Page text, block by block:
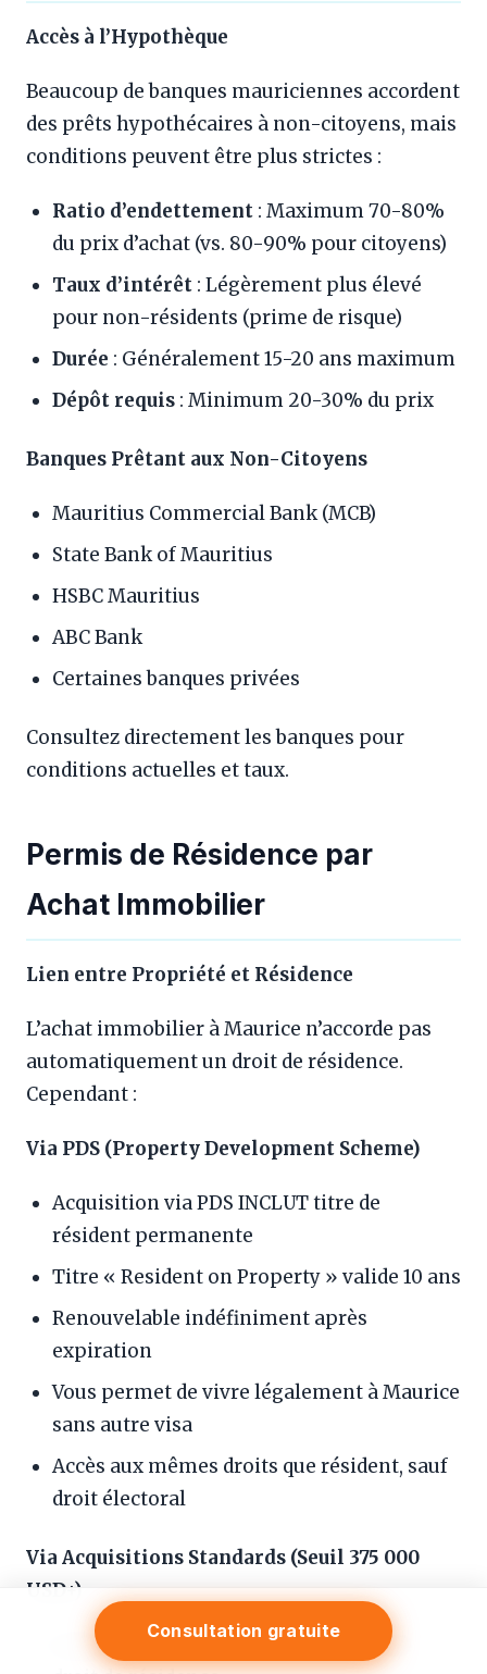
Accès à l’Hypothèque
Beaucoup de banques mauriciennes accordent
des prêts hypothécaires à non-citoyens, mais
conditions peuvent être plus strictes :
Ratio d’endettement : Maximum 70-80%
du prix d’achat (vs. 80-90% pour citoyens)
Taux d’intérêt : Légèrement plus élevé
pour non-résidents (prime de risque)
Durée : Généralement 15-20 ans maximum
Dépôt requis : Minimum 20-30% du prix
Banques Prêtant aux Non-Citoyens
Mauritius Commercial Bank (MCB)
State Bank of Mauritius
HSBC Mauritius
ABC Bank
Certaines banques privées
Consultez directement les banques pour
conditions actuelles et taux.
Permis de Résidence par
Achat Immobilier
Lien entre Propriété et Résidence
L’achat immobilier à Maurice n’accorde pas
automatiquement un droit de résidence.
Cependant :
Via PDS (Property Development Scheme)
Acquisition via PDS INCLUT titre de
résident permanente
Titre « Resident on Property » valide 10 ans
Renouvelable indéfiniment après
expiration
Vous permet de vivre légalement à Maurice
sans autre visa
Accès aux mêmes droits que résident, sauf
droit électoral
Via Acquisitions Standards (Seuil 375 000
USD+)
Achat ne donne pas automatiquement
Consultation gratuite